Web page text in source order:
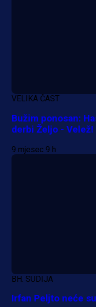
VELIKA ČAST
Bužim ponosan:
derbi Željo - Velež!
9 mjesec 9 h
BH. SUDIJA
Irfan Peljto neće